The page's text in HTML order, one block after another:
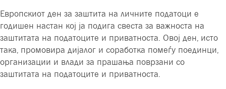
Европскиот ден за заштита на личните податоци е
годишен настан кој ја подига свеста за важноста на
заштитата на податоците и приватноста. Овој ден, исто
така, промовира дијалог и соработка помеѓу поединци,
организации и влади за прашања поврзани со
заштитата на податоците и приватноста.